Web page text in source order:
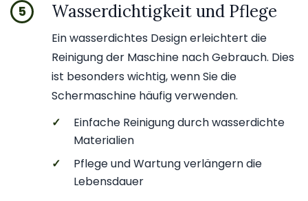
5 Wasserdichtigkeit und Pflege
Ein wasserdichtes Design erleichtert die
Reinigung der Maschine nach Gebrauch. Dies
ist besonders wichtig, wenn Sie die
Schermaschine häufig verwenden.
✓
Einfache Reinigung durch wasserdichte
Materialien
✓
Pflege und Wartung verlängern die
Lebensdauer